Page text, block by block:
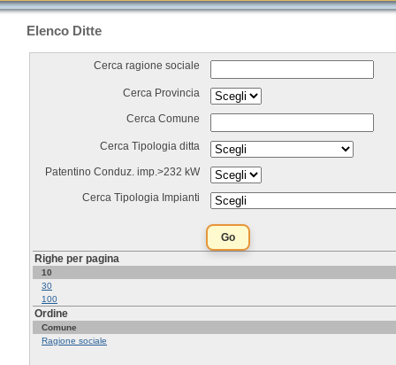
Elenco Ditte
Cerca ragione sociale
Cerca Provincia
Cerca Comune
Cerca Tipologia ditta
Patentino Conduz. imp.>232 kW
Cerca Tipologia Impianti
Righe per pagina
10
30
100
Ordine
Comune
Ragione sociale